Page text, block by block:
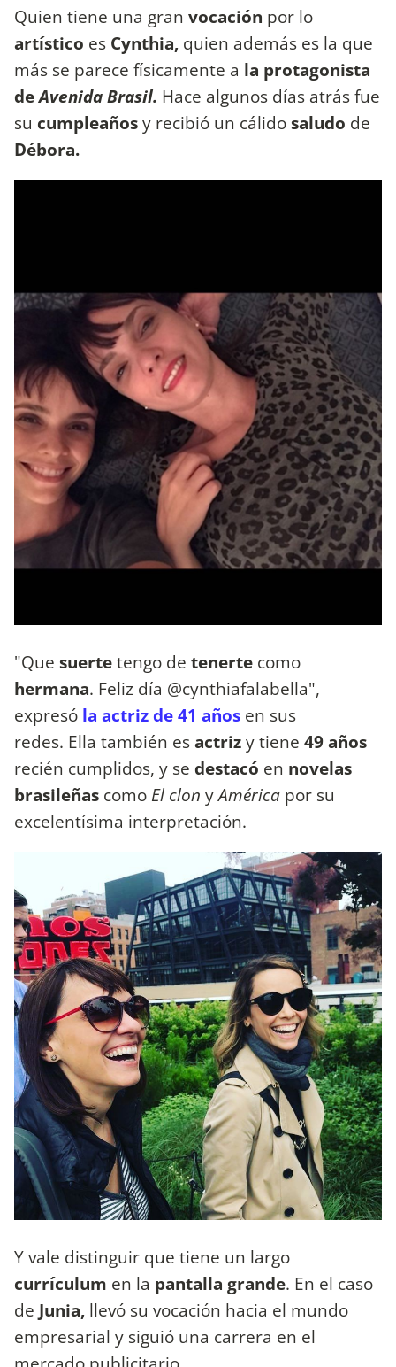
Quien tiene una gran vocación por lo
artístico es Cynthia, quien además es la que
más se parece físicamente a la protagonista
deAvenida Brasil. Hace algunos días atrás fue
su cumpleañosy recibió un cálidosaludo de
Débora.
"Que suertetengo de tenerte como
hermana. Feliz día @cynthiafalabella",
expresó la actriz de 41 años en sus
redes. Ella también esactrizy tiene 49 años
recién cumplidos, y se destacó en novelas
brasileñas como El clon yAmérica por su
excelentísima interpretación.
Y vale distinguir que tiene un largo
currículum en la pantalla grande. En el caso
de Junia, llevó su vocación hacia el mundo
empresarial y siguió una carrera en el